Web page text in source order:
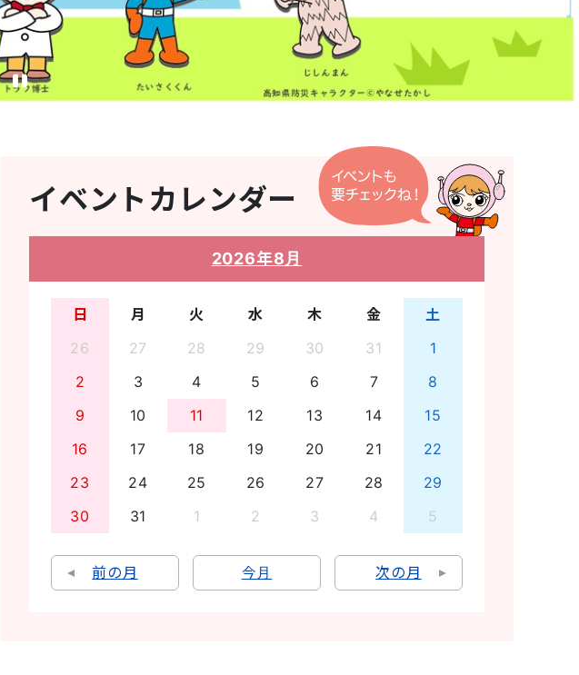
イベントカレンダー
2026年8月
日 月 火 水 木 金
土
26
27 28 29 30 31
1
2
3 4 5 6 7
8
9
10 11 12 13 14
15
16
17 18 19 20 21
22
23
24 25 26 27 28
29
30
31 1 2 3 4 5
前の月 今月 次の月